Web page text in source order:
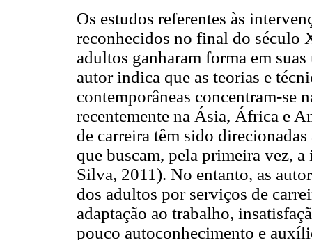
Os estudos referentes às
reconhecidos no final do século
adultos ganharam forma em
autor indica que as teorias e
contemporâneas concentram-se
recentemente na Ásia, África e
de carreira têm sido
que buscam, pela primeira vez,
Silva, 2011). No entanto, as
dos adultos por serviços de
adaptação ao trabalho,
pouco autoconhecimento e